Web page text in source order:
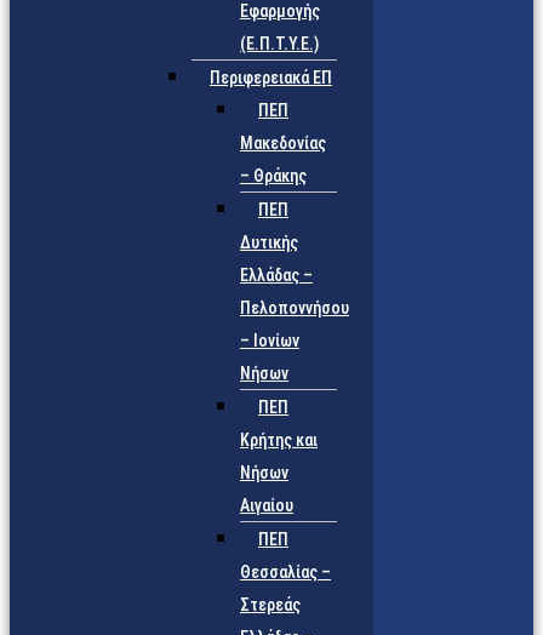
Εφαρμογής
(Ε.Π.Τ.Υ.Ε.)
Περιφερειακά ΕΠ
ΠΕΠ
Μακεδονίας
– Θράκης
ΠΕΠ
Δυτικής
Ελλάδας –
Πελοποννήσου
– Ιονίων
Νήσων
ΠΕΠ
Κρήτης και
Νήσων
Αιγαίου
ΠΕΠ
Θεσσαλίας –
Στερεάς